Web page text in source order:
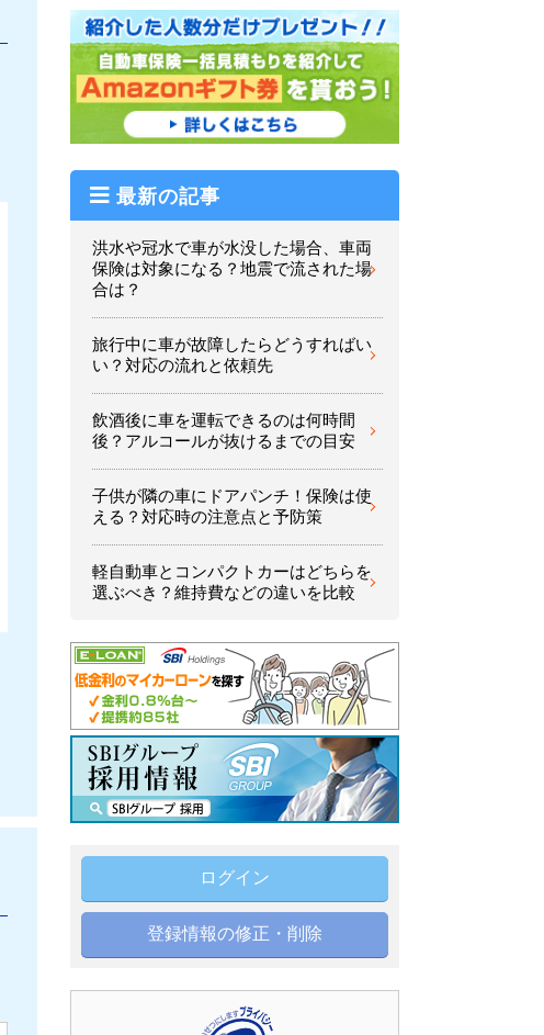
最新の記事
洪水や冠水で車が水没した場合、車両
保険は対象になる？地震で流された場
合は？
旅行中に車が故障したらどうすればい
い？対応の流れと依頼先
飲酒後に車を運転できるのは何時間
後？アルコールが抜けるまでの目安
子供が隣の車にドアパンチ！保険は使
える？対応時の注意点と予防策
軽自動車とコンパクトカーはどちらを
選ぶべき？維持費などの違いを比較
ログイン
登録情報の修正・削除